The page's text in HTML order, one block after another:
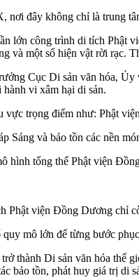
đây không chỉ là trung
lớn công trình di tích
và một số hiện vật rời rạc.
Cục Di sản văn hóa,
vi xâm hại di sản.
trọng điểm như: Phật
Sáng và bảo tồn các nền
hình tổng thể Phật viện
Phật viện Đồng Dương chỉ
mô lớn để từng bước
thành Di sản văn hóa thế
bảo tồn, phát huy giá trị di